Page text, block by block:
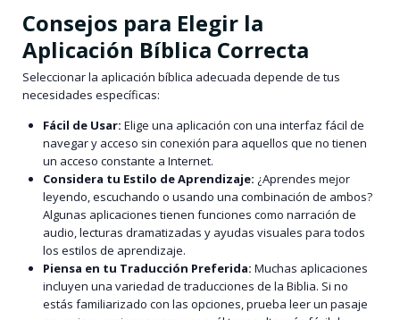
Consejos para Elegir la
Aplicación Bíblica Correcta
Seleccionar la aplicación bíblica adecuada depende de tus
necesidades específicas:
Fácil de Usar: Elige una aplicación con una interfaz fácil de
navegar y acceso sin conexión para aquellos que no tienen
un acceso constante a Internet.
Considera tu Estilo de Aprendizaje: ¿Aprendes mejor
leyendo, escuchando o usando una combinación de ambos?
Algunas aplicaciones tienen funciones como narración de
audio, lecturas dramatizadas y ayudas visuales para todos
los estilos de aprendizaje.
Piensa en tu Traducción Preferida: Muchas aplicaciones
incluyen una variedad de traducciones de la Biblia. Si no
estás familiarizado con las opciones, prueba leer un pasaje